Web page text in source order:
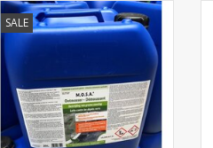
SALE
Mosa ontmosser 20 Liter. Mos,
Groenaanslag en algen
verwijderen van terras, oprit,
dak, klinkers, tuinmeubelen,
schutting, draad ... 1 oplossing
zonder werk, super snel én
goedkoop!
TOEVOEGEN AAN WINKELWAGEN